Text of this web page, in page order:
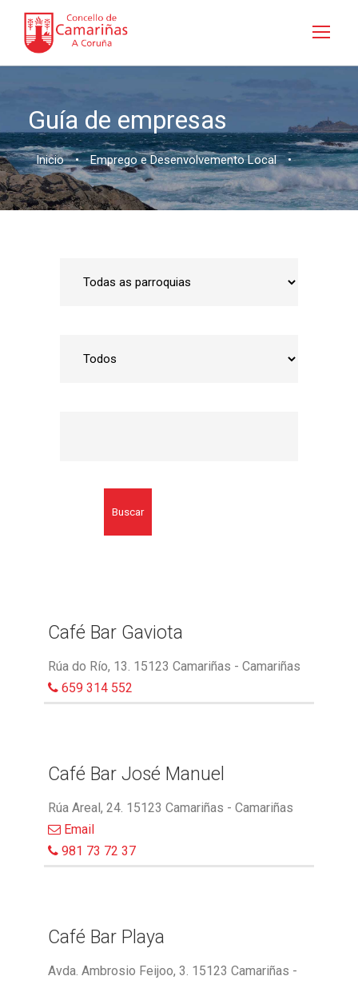
Guía de empresas
Inicio • Emprego e Desenvolvemento Local •
Buscar
Café Bar Gaviota
Rúa do Río, 13. 15123 Camariñas - Camariñas
659 314 552
Café Bar José Manuel
Rúa Areal, 24. 15123 Camariñas - Camariñas
Email
981 73 72 37
Café Bar Playa
Avda. Ambrosio Feijoo, 3. 15123 Camariñas -